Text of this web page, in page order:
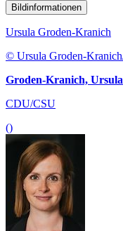
Bildinformationen
Ursula Groden-Kranich
© Ursula Groden-
Groden-Kranich, Ursula
CDU/CSU
()